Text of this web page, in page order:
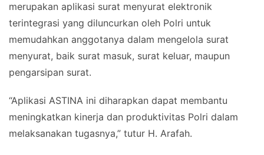
merupakan aplikasi surat menyurat elektronik
terintegrasi yang diluncurkan oleh Polri untuk
memudahkan anggotanya dalam mengelola surat
menyurat, baik surat masuk, surat keluar, maupun
pengarsipan surat.
“Aplikasi ASTINA ini diharapkan dapat membantu
meningkatkan kinerja dan produktivitas Polri dalam
melaksanakan tugasnya,” tutur H. Arafah.